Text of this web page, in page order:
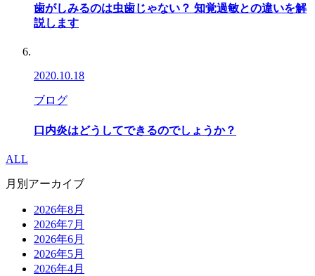
歯がしみるのは虫歯じゃない？ 知覚過敏との違いを解
説します
2020.10.18
ブログ
口内炎はどうしてできるのでしょうか？
ALL
月別アーカイブ
2026年8月
2026年7月
2026年6月
2026年5月
2026年4月